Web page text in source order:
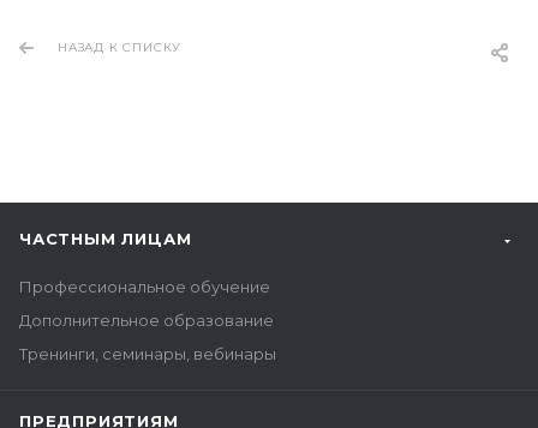
НАЗАД К СПИСКУ
ЧАСТНЫМ ЛИЦАМ
Профессиональное обучение
Дополнительное образование
Тренинги, семинары, вебинары
ПРЕДПРИЯТИЯМ